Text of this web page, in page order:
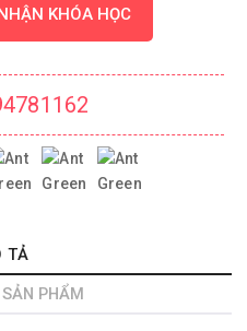
NHẬN KHÓA HỌC
TẢ
PHẨM